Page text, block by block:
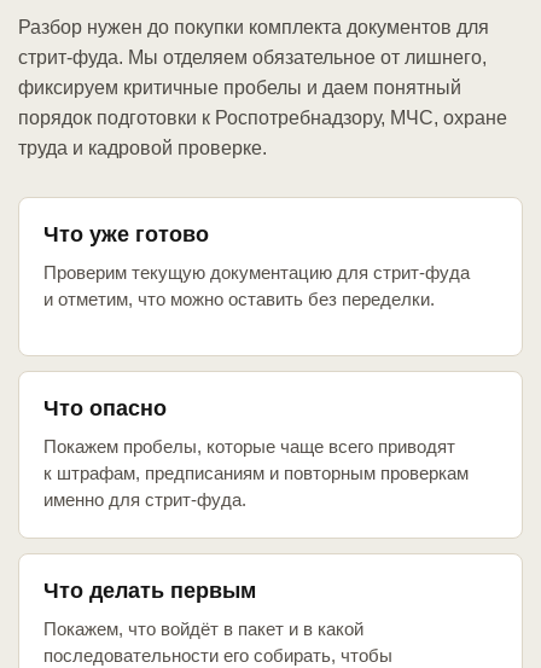
Разбор нужен до покупки комплекта документов для
стрит-фуда. Мы отделяем обязательное от лишнего,
фиксируем критичные пробелы и даем понятный
порядок подготовки к Роспотребнадзору, МЧС, охране
труда и кадровой проверке.
Что уже готово
Проверим текущую документацию для стрит-фуда
и отметим, что можно оставить без переделки.
Что опасно
Покажем пробелы, которые чаще всего приводят
к штрафам, предписаниям и повторным проверкам
именно для стрит-фуда.
Что делать первым
Покажем, что войдёт в пакет и в какой
последовательности его собирать, чтобы